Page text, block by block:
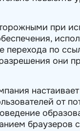
при
перехода по
они
от
браузеров